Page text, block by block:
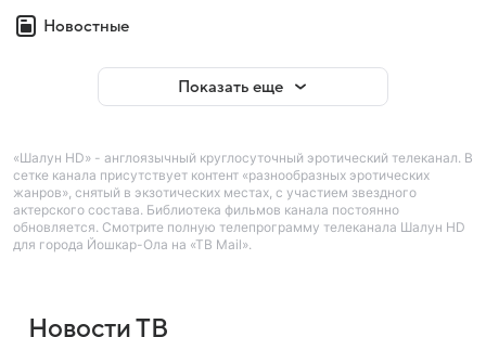
Новостные
Показать еще
«Шалун HD» - англоязычный круглосуточный эротический телеканал. В
сетке канала присутствует контент «разнообразных эротических
жанров», снятый в экзотических местах, с участием звездного
актерского состава. Библиотека фильмов канала постоянно
обновляется. Смотрите полную телепрограмму телеканала Шалун HD
для города Йошкар-Ола на «ТВ Mail».
Новости ТВ